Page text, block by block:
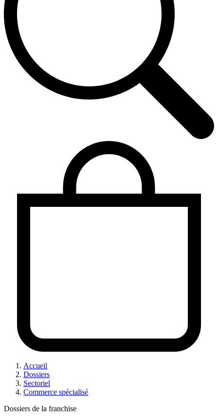
Accueil
Dossiers
Sectoriel
Commerce spécialisé
Dossiers de la franchise